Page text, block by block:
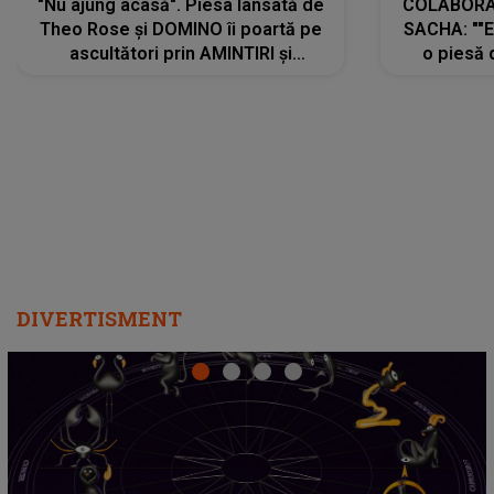
"Nu ajung acasă". Piesa lansată de
Theo Rose și DOMINO îi poartă pe
ascultători prin AMINTIRI și
SACHA:
o piesă
DIVERTISMENT